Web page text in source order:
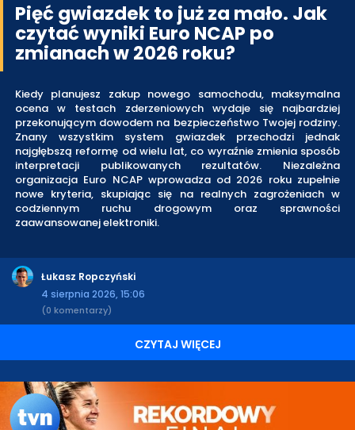
Pięć gwiazdek to już za mało. Jak
czytać wyniki Euro NCAP po
zmianach w 2026 roku?
Kiedy planujesz zakup nowego samochodu, maksymalna
ocena w testach zderzeniowych wydaje się najbardziej
przekonującym dowodem na bezpieczeństwo Twojej rodziny.
Znany wszystkim system gwiazdek przechodzi jednak
najgłębszą reformę od wielu lat, co wyraźnie zmienia sposób
interpretacji publikowanych rezultatów. Niezależna
organizacja Euro NCAP wprowadza od 2026 roku zupełnie
nowe kryteria, skupiając się na realnych zagrożeniach w
codziennym ruchu drogowym oraz sprawności
zaawansowanej elektroniki.
Łukasz Ropczyński
4 sierpnia 2026, 15:06
(0 komentarzy)
CZYTAJ WIĘCEJ